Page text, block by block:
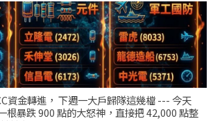
資金轉進， 下週一大戶歸隊這幾檔 --- 今天
根暴跌 900 點的大怒神，直接把 42,000 點整